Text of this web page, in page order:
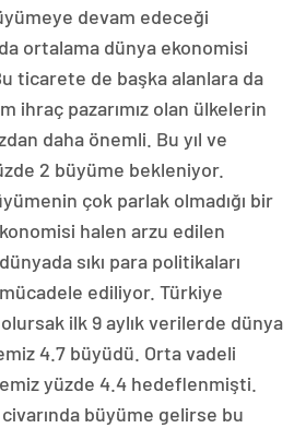
devam edeceği
ortalama dünya ekonomisi
ticarete de başka alanlara da
ihraç pazarımız olan ülkelerin
daha önemli. Bu yıl ve
2 büyüme bekleniyor.
çok parlak olmadığı bir
halen arzu edilen
sıkı para politikaları
ediliyor. Türkiye
ilk 9 aylık verilerde dünya
4.7 büyüdü. Orta vadeli
yüzde 4.4 hedeflenmişti.
büyüme gelirse bu